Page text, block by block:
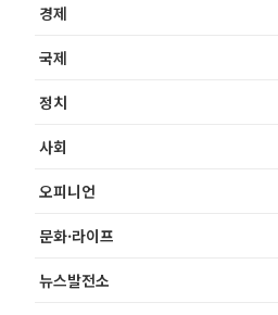
경제
국제
정치
사회
오피니언
문화·라이프
뉴스발전소